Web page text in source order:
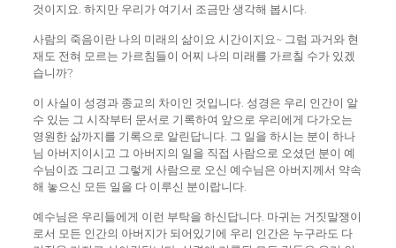
것이지요. 하지만 우리가 여기서 조금만 생각해 봅시다.
사람의 죽음이란 나의 미래의 삶이요 시간이지요~ 그럼 과거와 현
재도 전혀 모르는 가르침들이 어찌 나의 미래를 가르칠 수가 있겠
습니까?
이 사실이 성경과 종교의 차이인 것입니다. 성경은 우리 인간이 알
수 있는 그 시작부터 문서로 기록하여 앞으로 우리에게 다가오는
영원한 삶까지를 기록으로 알린답니다. 그 일을 하시는 분이 하나
님 아버지이시고 그 아버지의 일을 직접 사람으로 오셨던 분이 예
수님이죠 그리고 그렇게 사람으로 오신 예수님은 아버지께서 약속
해 놓으신 모든 일을 다 이루신 분이랍니다.
예수님은 우리들에게 이런 부탁을 하신답니다. 마귀는 거짓말쟁이
로서 모든 인간의 아버지가 되어있기에 우리 인간은 누구라도 다